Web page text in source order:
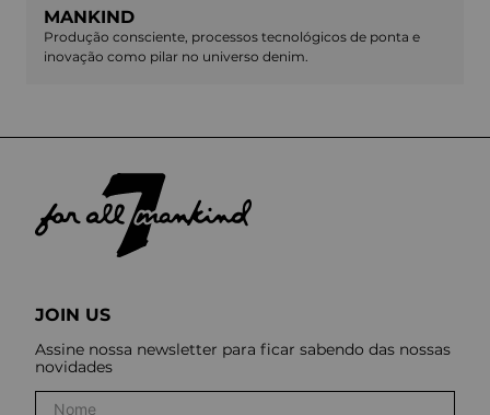
MANKIND
Produção consciente, processos tecnológicos de ponta e
inovação como pilar no universo denim.
JOIN US
Assine nossa newsletter para ficar sabendo das nossas
novidades